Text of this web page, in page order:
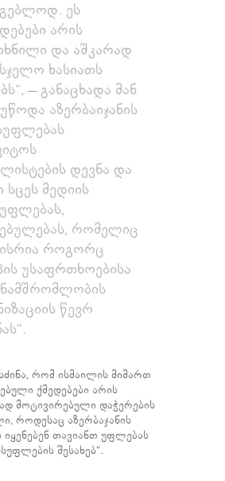
ეს
არის
და აშკარად
ხასიათს
– განაცხადა მან
აზერბაიჯანის
დევნა და
სცეს მედიის
რომელიც
როგორც
უსაფრთხოებისა
წევრ
რომ ისმაილის მიმართ
ქმედებები არის
მოტივირებული დაჭერების
როდესაც აზერბაჯანის
იყენებენ თავიანთ უფლებას
შესახებ“.